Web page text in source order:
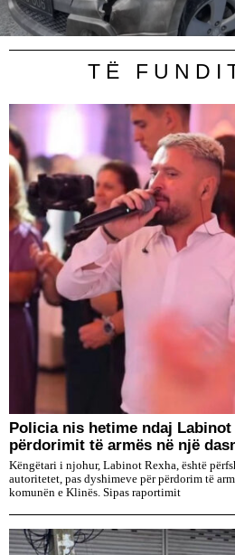
TË
Policia nis hetime ndaj Labinot
përdorimit të armës në një
Këngëtari i njohur, Labinot Rexha, është
autoritetet, pas dyshimeve për përdorim të
komunën e Klinës. Sipas raportimit